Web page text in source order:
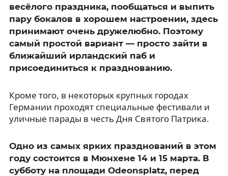
весёлого праздника, пообщаться и выпить
пару бокалов в хорошем настроении, здесь
принимают очень дружелюбно. Поэтому
самый простой вариант — просто зайти в
ближайший ирландский паб и
присоединиться к празднованию.
Кроме того, в некоторых крупных городах
Германии проходят специальные фестивали и
уличные парады в честь Дня Святого Патрика.
Одно из самых ярких празднований в этом
году состоится в Мюнхене 14 и 15 марта. В
субботу на площади Odeonsplatz, перед